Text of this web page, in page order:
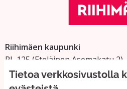
Tietoa verkkosivustolla
Riihimäen kaupunki
PL 125 (Eteläinen Asemakatu 2)
11101 Riihimäki
Vaihde: 019 758 4000